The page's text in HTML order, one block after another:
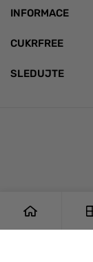
INFORMACE
CUKRFREE
SLEDUJTE